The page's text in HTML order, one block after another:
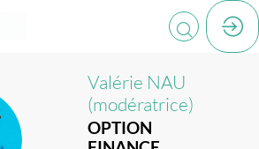
Valérie NAU
(modératrice)
OPTION